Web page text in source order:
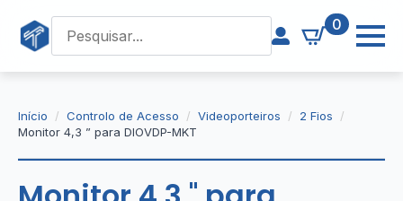
0
Início Controlo de Acesso Videoporteiros
2 Fios
Monitor 4,3 ” para DIOVDP-MKT